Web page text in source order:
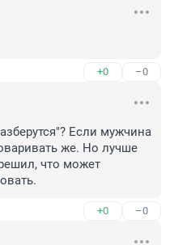
+0 –0
Если мужчина
же. Но лучше
что может
+0 –0